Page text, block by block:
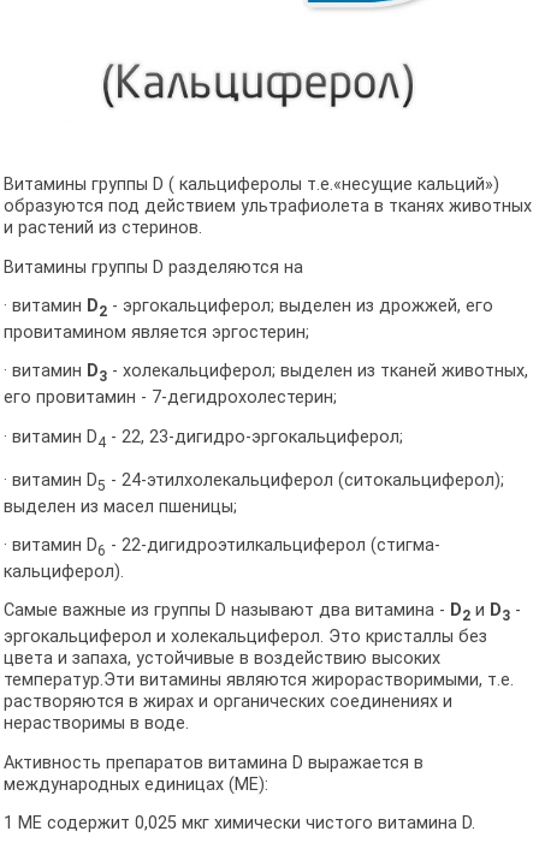
Витамины группы D ( кальциферолы т.е.«несущие кальций»)
образуются под действием ультрафиолета в тканях животных
и растений из стеринов.
Витамины группы D разделяются на
· витамин D2- эргокальциферол; выделен из дрожжей, его
провитамином является эргостерин;
· витамин D3- холекальциферол; выделен из тканей животных,
его провитамин - 7-дегидрохолестерин;
· витамин D4 - 22, 23-дигидро-эргокальциферол;
· витамин D5 - 24-этилхолекальциферол (ситокальциферол);
выделен из масел пшеницы;
· витамин D6 - 22-дигидроэтилкальциферол (стигма-
кальциферол).
Самые важные из группы D называют два витамина - D2 и D3-
эргокальциферол и холекальциферол. Это кристаллы без
цвета и запаха, устойчивые в воздействию высоких
температур.Эти витамины являются жирорастворимыми, т.е.
растворяются в жирах и органических соединениях и
нерастворимы в воде.
Активность препаратов витамина D выражается в
международных единицах (ME):
1 ME содержит 0,025 мкг химически чистого витамина D.